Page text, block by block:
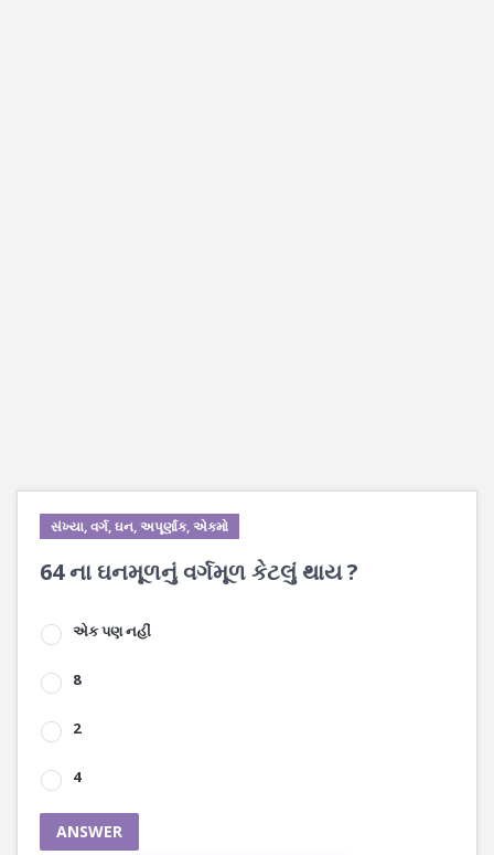
સંખ્યા, વર્ગ, ઘન, અપૂર્ણાંક, એકમો
64 ના ઘનમૂળનું વર્ગમૂળ કેટલું થાય ?
એક પણ નહીં
8
2
4
ANSWER